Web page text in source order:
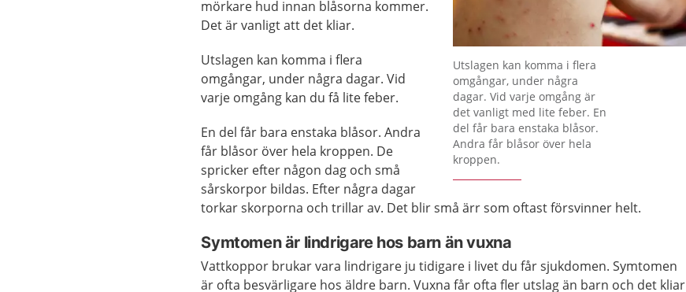
Förstora bilden
Utslagen kan komma i flera
omgångar, under några
dagar. Vid varje omgång är
det vanligt med lite feber. En
del får bara enstaka blåsor.
Andra får blåsor över hela
kroppen.
mörkare hud innan blåsorna kommer.
Det är vanligt att det kliar.
Utslagen kan komma i flera
omgångar, under några dagar. Vid
varje omgång kan du få lite feber.
En del får bara enstaka blåsor. Andra
får blåsor över hela kroppen. De
spricker efter någon dag och små
sårskorpor bildas. Efter några dagar
torkar skorporna och trillar av. Det blir små ärr som oftast försvinner helt.
Symtomen är lindrigare hos barn än vuxna
Vattkoppor brukar vara lindrigare ju tidigare i livet du får sjukdomen. Symtomen
är ofta besvärligare hos äldre barn. Vuxna får ofta fler utslag än barn och det kliar